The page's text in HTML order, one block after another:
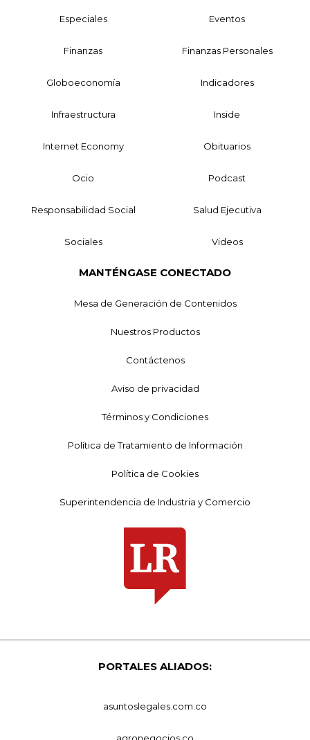
Especiales Eventos
Finanzas Finanzas Personales
Globoeconomía Indicadores
Infraestructura Inside
Internet Economy Obituarios
Ocio Podcast
Responsabilidad Social Salud Ejecutiva
Sociales Videos
MANTÉNGASE CONECTADO
Mesa de Generación de Contenidos
Nuestros Productos
Contáctenos
Aviso de privacidad
Términos y Condiciones
Política de Tratamiento de Información
Política de Cookies
Superintendencia de Industria y Comercio
PORTALES ALIADOS:
asuntoslegales.com.co
agronegocios.co